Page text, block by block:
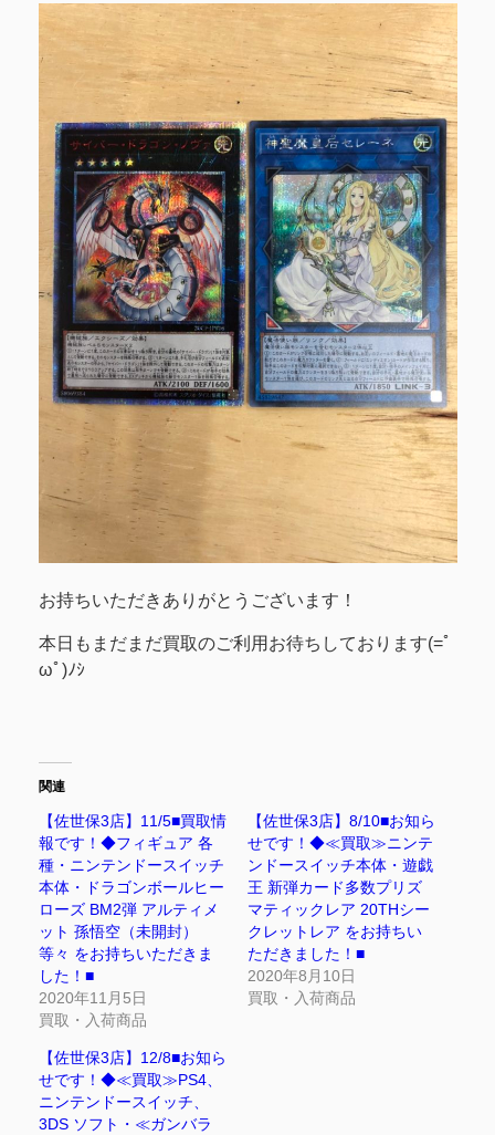
お持ちいただきありがとうございます！
本日もまだまだ買取のご利用お待ちしております(=ﾟ
ωﾟ)ﾉｼ
関連
【佐世保3店】11/5■買取情
報です！◆フィギュア 各
種・ニンテンドースイッチ
本体・ドラゴンボールヒー
ローズ BM2弾 アルティメ
ット 孫悟空（未開封）
等々 をお持ちいただきま
した！■
2020年11月5日
買取・入荷商品
【佐世保3店】8/10■お知ら
せです！◆≪買取≫ニンテ
ンドースイッチ本体・遊戯
王 新弾カード多数プリズ
マティックレア 20THシー
クレットレア をお持ちい
ただきました！■
2020年8月10日
買取・入荷商品
【佐世保3店】12/8■お知ら
せです！◆≪買取≫PS4、
ニンテンドースイッチ、
3DS ソフト・≪ガンバラ